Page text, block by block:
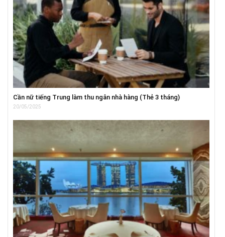
Cần nữ tiếng Trung làm thu ngân nhà hàng (Thẻ 3 tháng)
20/05/2025